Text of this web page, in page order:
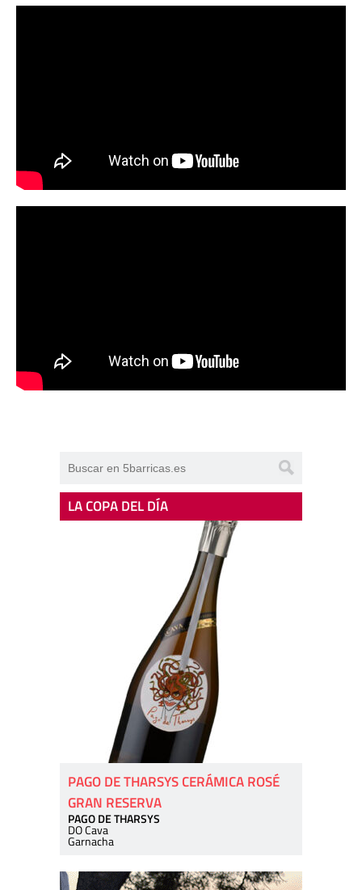
LA COPA DEL DÍA
PAGO DE THARSYS CERÁMICA ROSÉ
GRAN RESERVA
PAGO DE THARSYS
DO Cava
Garnacha